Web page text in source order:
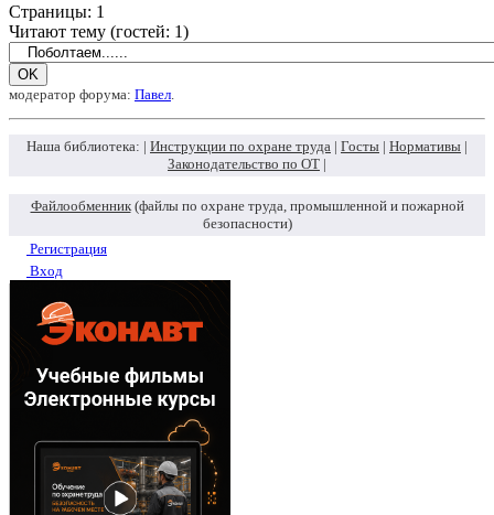
Страницы: 1
Читают тему (гостей: 1)
модератор форума: Павел
Наша библиотека: | Инструкции по охране труда | Госты | Нормативы |
Законодательство по ОТ |
Файлообменник(файлы по охране труда, промышленной и пожарной
безопасности)
Регистрация
Вход